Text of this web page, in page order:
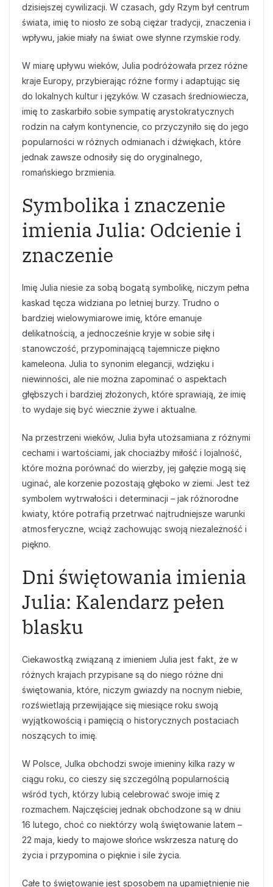
dzisiejszej cywilizacji. W czasach, gdy Rzym był centrum
świata, imię to niosło ze sobą ciężar tradycji, znaczenia i
wpływu, jakie miały na świat owe słynne rzymskie rody.
W miarę upływu wieków, Julia podróżowała przez różne
kraje Europy, przybierając różne formy i adaptując się
do lokalnych kultur i języków. W czasach średniowiecza,
imię to zaskarbiło sobie sympatię arystokratycznych
rodzin na całym kontynencie, co przyczyniło się do jego
popularności w różnych odmianach i dźwiękach, które
jednak zawsze odnosiły się do oryginalnego,
romańskiego brzmienia.
Symbolika i znaczenie
imienia Julia: Odcienie i
znaczenie
Imię Julia niesie za sobą bogatą symbolikę, niczym pełna
kaskad tęcza widziana po letniej burzy. Trudno o
bardziej wielowymiarowe imię, które emanuje
delikatnością, a jednocześnie kryje w sobie siłę i
stanowczość, przypominającą tajemnicze piękno
kameleona. Julia to synonim elegancji, wdzięku i
niewinności, ale nie można zapominać o aspektach
głębszych i bardziej złożonych, które sprawiają, że imię
to wydaje się być wiecznie żywe i aktualne.
Na przestrzeni wieków, Julia była utożsamiana z różnymi
cechami i wartościami, jak chociażby miłość i lojalność,
które można porównać do wierzby, jej gałęzie mogą się
uginać, ale korzenie pozostają głęboko w ziemi. Jest też
symbolem wytrwałości i determinacji – jak różnorodne
kwiaty, które potrafią przetrwać najtrudniejsze warunki
atmosferyczne, wciąż zachowując swoją niezależność i
piękno.
Dni świętowania imienia
Julia: Kalendarz pełen
blasku
Ciekawostką związaną z imieniem Julia jest fakt, że w
różnych krajach przypisane są do niego różne dni
świętowania, które, niczym gwiazdy na nocnym niebie,
rozświetlają przewijające się miesiące roku swoją
wyjątkowością i pamięcią o historycznych postaciach
noszących to imię.
W Polsce, Julka obchodzi swoje imieniny kilka razy w
ciągu roku, co cieszy się szczególną popularnością
wśród tych, którzy lubią celebrować swoje imię z
rozmachem. Najczęściej jednak obchodzone są w dniu
16 lutego, choć co niektórzy wolą świętowanie latem –
22 maja, kiedy to majowe słońce wskrzesza naturę do
życia i przypomina o pięknie i sile życia.
Całe to świętowanie jest sposobem na upamiętnienie nie